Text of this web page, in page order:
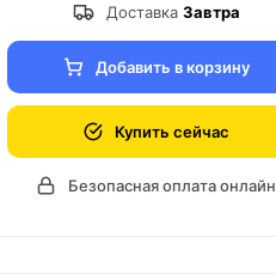
Доставка Завтра
Добавить в корзину
Купить сейчас
Безопасная оплата онлайн